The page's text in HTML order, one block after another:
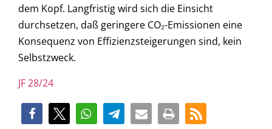
dem Kopf. Langfristig wird sich die Einsicht
durchsetzen, daß geringere CO₂-Emissionen eine
Konsequenz von Effizienzsteigerungen sind, kein
Selbstzweck.
JF 28/24